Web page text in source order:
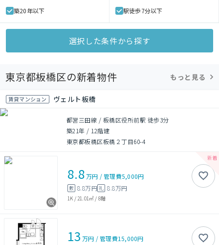
築20年以下 駅徒歩7分以下
選択した条件から探す
東京都板橋区の新着物件 もっと見る
賃貸マンション ヴェルト板橋
都営三田線 / 板橋区役所前駅 徒歩3分
築21年 / 12階建
東京都板橋区板橋２丁目60-4
8.8万円 /管理費5,000円
敷 8.8万円礼 8.8万円
1K / 21.01㎡ / 8階
13 万円 /管理費15,000円